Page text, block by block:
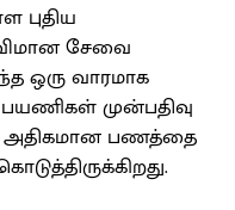
புதிய
சேவை
ஒரு வாரமாக
முன்பதிவு
அதிகமான பணத்தை